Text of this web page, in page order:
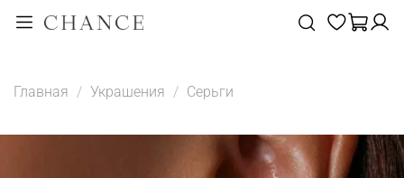
Главная Украшения Серьги